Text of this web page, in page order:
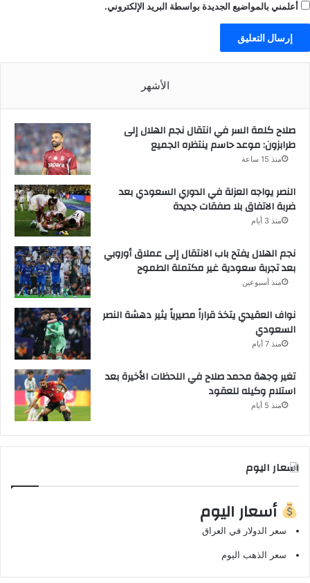
أعلمني بالمواضيع الجديدة بواسطة البريد الإلكتروني.
الأشهر
صلاح كلمة السر في انتقال نجم الهلال إلى
طرابزون: موعد حاسم ينتظره الجميع
منذ 15 ساعة
النصر يواجه العزلة في الدوري السعودي بعد
ضربة الاتفاق بلا صفقات جديدة
منذ 3 أيام
نجم الهلال يفتح باب الانتقال إلى عملاق أوروبي
بعد تجربة سعودية غير مكتملة الطموح
منذ أسبوعين
نواف العقيدي يتخذ قراراً مصيرياً يثير دهشة النصر
السعودي
منذ 7 أيام
تغير وجهة محمد صلاح في اللحظات الأخيرة بعد
استلام وكيله للعقود
منذ 5 أيام
اسعار اليوم
أسعار اليوم
سعر الدولار في العراق
سعر الذهب اليوم